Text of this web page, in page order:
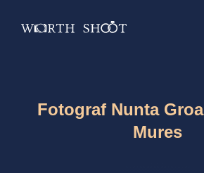
Fotograf Nunta
Mures